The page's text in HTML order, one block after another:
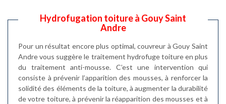
Hydrofugation toiture à Gouy Saint
Andre
Pour un résultat encore plus optimal, couvreur à Gouy Saint
Andre vous suggère le traitement hydrofuge toiture en plus
du traitement anti-mousse. C’est une intervention qui
consiste à prévenir l’apparition des mousses, à renforcer la
solidité des éléments de la toiture, à augmenter la durabilité
de votre toiture, à prévenir la réapparition des mousses et à